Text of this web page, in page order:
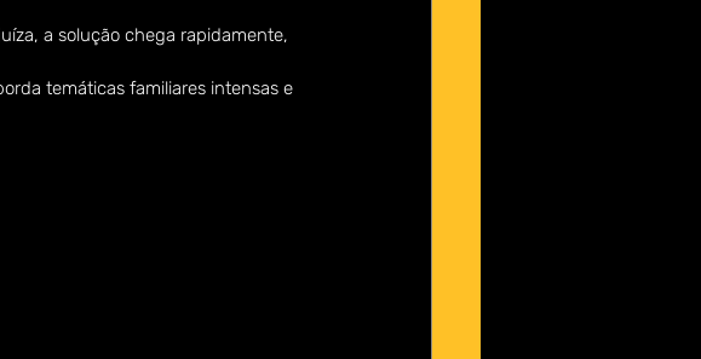
a solução chega rapidamente,
temáticas familiares intensas e